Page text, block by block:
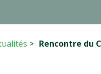
> Rencontre du